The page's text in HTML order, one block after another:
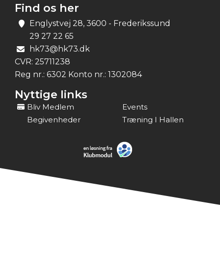
Find os her
Englystvej 28, 3600 - Frederikssund
29 27 22 65
hk73@hk73.dk
CVR: 25711238
Reg nr.: 6302 Konto nr.: 1302084
Nyttige links
Bliv Medlem
Events
Begivenheder
Træning I Hallen